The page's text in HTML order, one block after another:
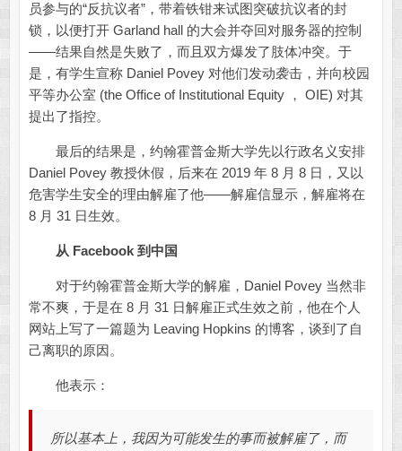
员参与的“反抗议者”，带着铁钳来试图突破抗议者的封
锁，以便打开 Garland hall 的大会并夺回对服务器的控制
——结果自然是失败了，而且双方爆发了肢体冲突。于
是，有学生宣称 Daniel Povey 对他们发动袭击，并向校园
平等办公室 (the Office of Institutional Equity ， OIE) 对其
提出了指控。
最后的结果是，约翰霍普金斯大学先以行政名义安排
Daniel Povey 教授休假，后来在 2019 年 8 月 8 日，又以
危害学生安全的理由解雇了他——解雇信显示，解雇将在
8 月 31 日生效。
从 Facebook 到中国
对于约翰霍普金斯大学的解雇，Daniel Povey 当然非
常不爽，于是在 8 月 31 日解雇正式生效之前，他在个人
网站上写了一篇题为 Leaving Hopkins 的博客，谈到了自
己离职的原因。
他表示：
所以基本上，我因为可能发生的事而被解雇了，而